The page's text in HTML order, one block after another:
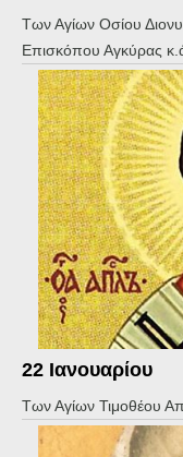
Των Αγίων Οσίου
Επισκόπου Αγκύρας
22 Ιανουαρίου
Των Αγίων Τιμοθέου